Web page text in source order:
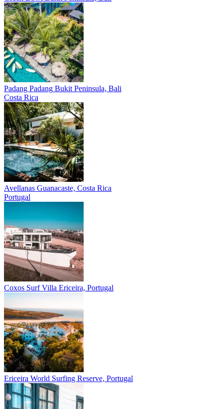
Padang Padang Bukit Peninsula, Bali
Costa Rica
Avellanas Guanacaste, Costa Rica
Portugal
Coxos Surf Villa Ericeira, Portugal
Ericeira World Surfing Reserve, Portugal